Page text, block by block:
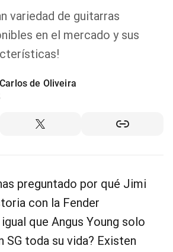
variedad de guitarras
en el mercado y sus
de Oliveira
preguntado por qué Jimi
con la Fender
que Angus Young solo
SG toda su vida? Existen